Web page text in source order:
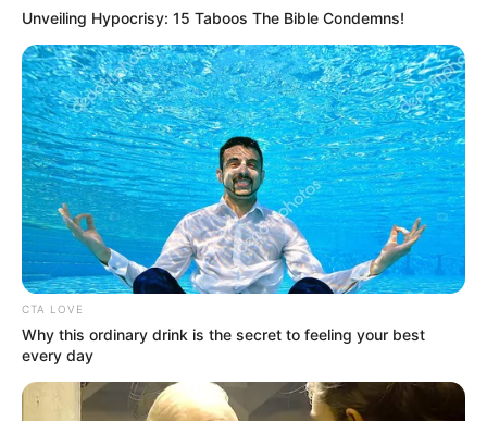
Unveiling Hypocrisy: 15 Taboos The Bible Condemns!
CTA LOVE
Why this ordinary drink is the secret to feeling your best
every day